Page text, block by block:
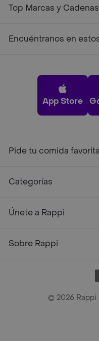
Top Marcas y
Encuéntranos en
App Store
Pide tu comida
Categorías
Únete a Rappi
Sobre Rappi
© 2026 Rappi